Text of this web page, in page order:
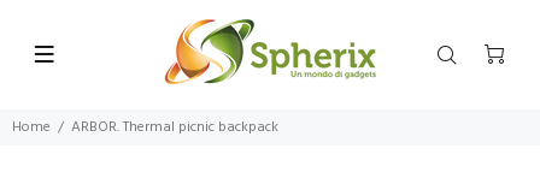
Home ARBOR. Thermal picnic backpack